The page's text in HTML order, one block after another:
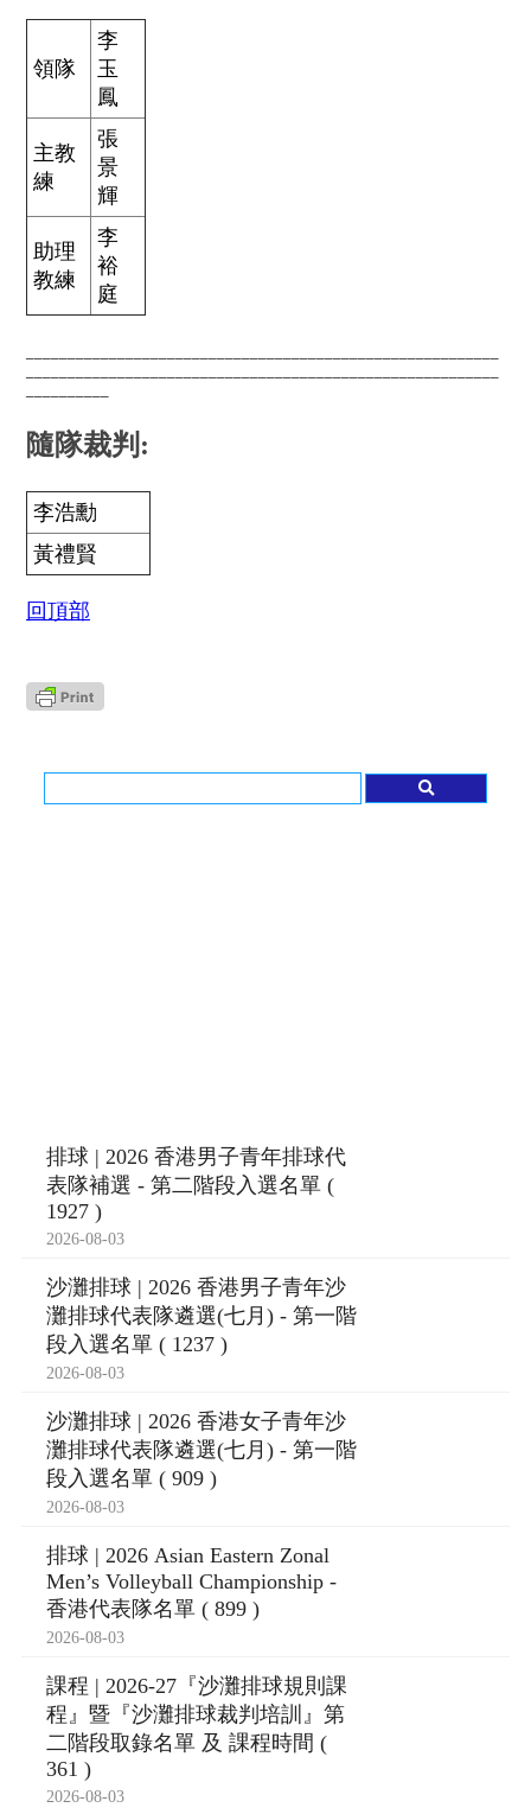
領隊
李
玉
鳳
主教
練
張
景
輝
助理
教練
李
裕
庭
隨隊裁判:
李浩勳
黃禮賢
回頂部
排球 | 2026 香港男子青年排球代
表隊補選 - 第二階段入選名單 (
1927 )
2026-08-03
沙灘排球 | 2026 香港男子青年沙
灘排球代表隊遴選(七月) - 第一階
段入選名單 ( 1237 )
2026-08-03
沙灘排球 | 2026 香港女子青年沙
灘排球代表隊遴選(七月) - 第一階
段入選名單 ( 909 )
2026-08-03
排球 | 2026 Asian Eastern Zonal
Men’s Volleyball Championship -
香港代表隊名單 ( 899 )
2026-08-03
課程 | 2026-27『沙灘排球規則課
程』暨『沙灘排球裁判培訓』第
二階段取錄名單 及 課程時間 (
361 )
2026-08-03